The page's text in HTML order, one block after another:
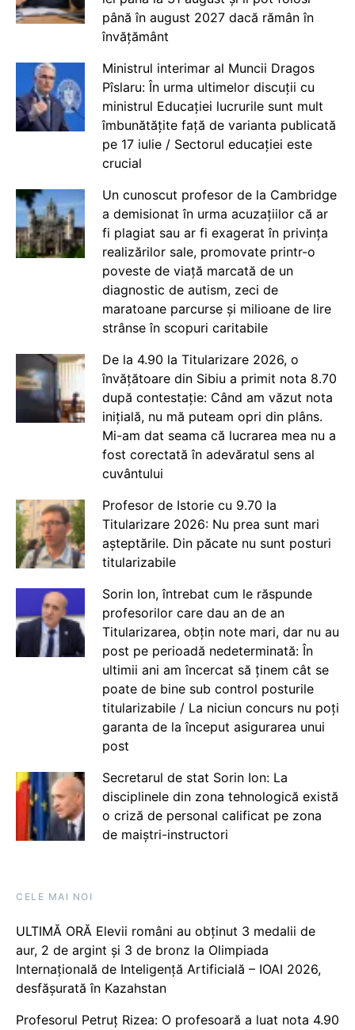
până în august 2027 dacă rămân în
învățământ
Ministrul interimar al Muncii Dragos
Pîslaru: În urma ultimelor discuții cu
ministrul Educației lucrurile sunt mult
îmbunătățite față de varianta publicată
pe 17 iulie / Sectorul educației este
crucial
Un cunoscut profesor de la Cambridge
a demisionat în urma acuzațiilor că ar
fi plagiat sau ar fi exagerat în privința
realizărilor sale, promovate printr-o
poveste de viață marcată de un
diagnostic de autism, zeci de
maratoane parcurse și milioane de lire
strânse în scopuri caritabile
De la 4.90 la Titularizare 2026, o
învățătoare din Sibiu a primit nota 8.70
după contestație: Când am văzut nota
inițială, nu mă puteam opri din plâns.
Mi-am dat seama că lucrarea mea nu a
fost corectată în adevăratul sens al
cuvântului
Profesor de Istorie cu 9.70 la
Titularizare 2026: Nu prea sunt mari
așteptările. Din păcate nu sunt posturi
titularizabile
Sorin Ion, întrebat cum le răspunde
profesorilor care dau an de an
Titularizarea, obțin note mari, dar nu au
post pe perioadă nedeterminată: În
ultimii ani am încercat să ținem cât se
poate de bine sub control posturile
titularizabile / La niciun concurs nu poți
garanta de la început asigurarea unui
post
Secretarul de stat Sorin Ion: La
disciplinele din zona tehnologică există
o criză de personal calificat pe zona
de maiștri-instructori
CELE MAI NOI
ULTIMĂ ORĂ Elevii români au obținut 3 medalii de
aur, 2 de argint și 3 de bronz la Olimpiada
Internațională de Inteligență Artificială – IOAI 2026,
desfășurată în Kazahstan
Profesorul Petruț Rizea: O profesoară a luat nota 4.90